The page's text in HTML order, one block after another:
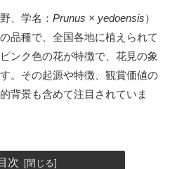
、学名： Prunus × yedoensis）
品種で、全国各地に植えられて
ンク色の花が特徴で、花見の象
。その起源や特徴、観賞価値の
背景も含めて注目されていま
次